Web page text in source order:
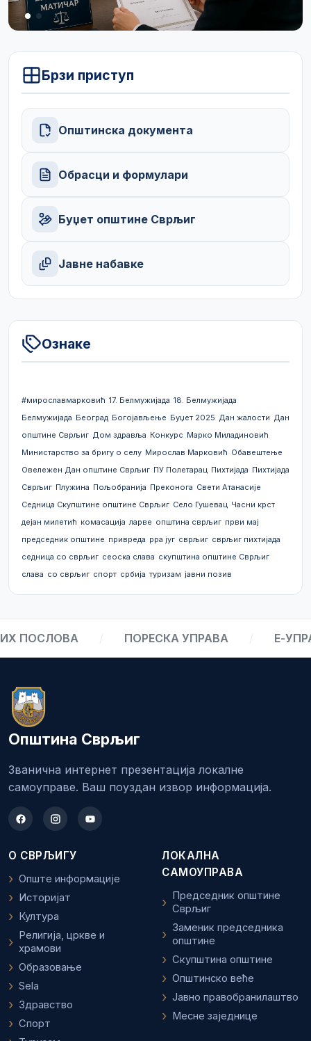
Брзи приступ
Општинска документа
Обрасци и формулари
Буџет општине Сврљиг
Јавне набавке
Ознаке
#мирославмарковић 17. Белмужијада 18. Белмужијада
Белмужијада Београд Богојављење Буџет 2025 Дан жалости Дан
општине Сврљиг Дом здравља Конкурс Марко Миладиновић
Министарство за бригу о селу Мирослав Марковић Обавештење
Овележен Дан општине Сврљиг ПУ Полетарац Пихтијада Пихтијада
Сврљиг Плужина Пољобранија Преконога Свети Атанасије
Седница Скупштине општине Сврљиг Село Гушевац Часни крст
дејан милетић комасација ларве општина сврљиг први мај
председник општине привреда рра југ сврљиг сврљиг пихтијада
седница со сврљиг сеоска слава скупштина општине Сврљиг
слава со сврљиг спорт србија туризам јавни позив
ПОСЛОВА ПОРЕСКА УПРАВА Е-
Општина Сврљиг
Званична интернет презентација локалне
самоуправе. Ваш поуздан извор информација.
О СВРЉИГУ
Опште информације
Историјат
Култура
Религија, цркве и
храмови
Образовање
Sela
Здравство
Спорт
ЛОКАЛНА
САМОУПРАВА
Председник општине
Сврљиг
Заменик председника
општине
Скупштина општине
Општинско веће
Јавно правобранилаштво
Месне заједнице